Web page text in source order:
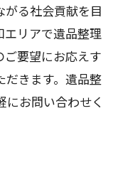
る社会貢献を目
エリアで遺品整理
ご要望にお応えす
だきます。遺品整
お問い合わせく